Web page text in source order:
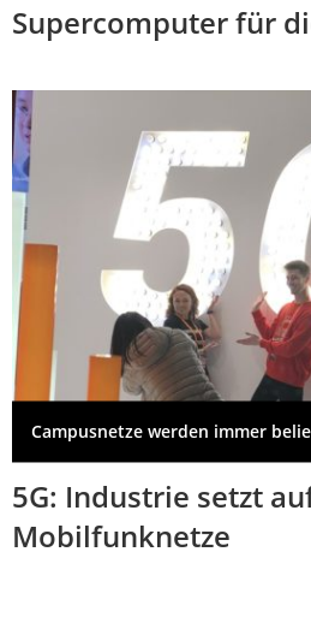
Supercomputer für
Campusnetze werden immer
5G: Industrie setzt
Mobilfunknetze